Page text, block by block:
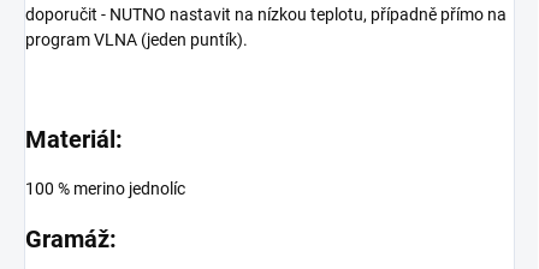
doporučit - NUTNO nastavit na nízkou teplotu, případně přímo na
program VLNA (jeden puntík).
Materiál:
100 % merino jednolíc
Gramáž: